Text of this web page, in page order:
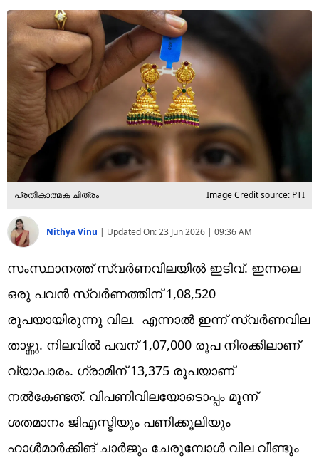
Short Videos
പ്രതീകാത്മക ചിത്രം Image Credit source: PTI
Nithya Vinu | Updated On:23 Jun 2026 | 09:36 AM
സംസ്ഥാനത്ത് സ്വർണവിലയിൽ ഇടിവ്. ഇന്നലെ
ഒരു പവൻ സ്വർണത്തിന് 1,08,520
രൂപയായിരുന്നു വില. എന്നാൽ ഇന്ന് സ്വർണവില
താഴ്ന്നു. നിലവിൽ പവന് 1,07,000 രൂപ നിരക്കിലാണ്
വ്യാപാരം. ഗ്രാമിന് 13,375 രൂപയാണ്
നൽകേണ്ടത്. വിപണിവിലയോടൊപ്പം മൂന്ന്
ശതമാനം ജിഎസ്ടിയും പണിക്കൂലിയും
ഹാൾമാർക്കിങ് ചാർജും ചേരുമ്പോൾ വില വീണ്ടും